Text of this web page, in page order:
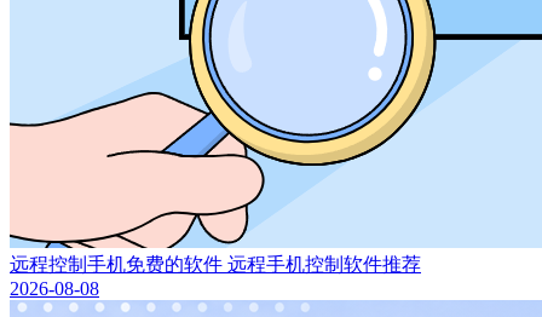
远程控制手机免费的软件 远程手机控制软件推荐
2026-08-08